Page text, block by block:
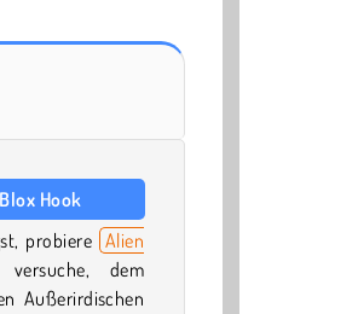
Hook
probiere Alien
dem
Außerirdischen